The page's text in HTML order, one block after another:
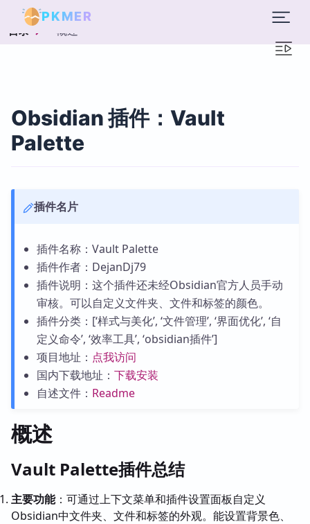
PKMER
目录 概述
Obsidian 插件：Vault
Palette
插件名片
插件名称：Vault Palette
插件作者：DejanDj79
插件说明：这个插件还未经Obsidian官方人员手动
审核。可以自定义文件夹、文件和标签的颜色。
插件分类：[‘样式与美化’, ‘文件管理’, ‘界面优化’, ‘自
定义命令’, ‘效率工具’, ‘obsidian插件’]
项目地址： 点我访问
国内下载地址： 下载安装
自述文件： Readme
概述
Vault Palette插件总结
主要功能：可通过上下文菜单和插件设置面板自定义
Obsidian中文件夹、文件和标签的外观。能设置背景色、